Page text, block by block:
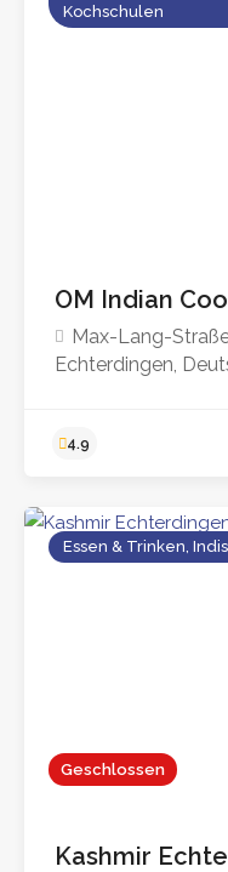
Kochschulen
OM Indian
Max-Lang-
Echterdingen,
Geschlossen
Essen & Trinken,
Kashmir